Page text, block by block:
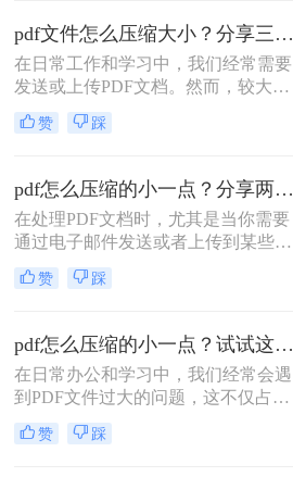
pdf文件怎么压缩大小？分享三种实用压缩方法！
在日常工作和学习中，我们经常需要
发送或上传PDF文档。然而，较大的
文件可能会导致传输缓慢或者无法满
足上传限制。那么pdf文件怎么压缩大
缩方法，帮助你轻松减小文件大小。
赞 踩
pdf怎么压缩的小一点？分享两种实用压缩方法！
在处理PDF文档时，尤其是当你需要
通过电子邮件发送或者上传到某些对
文件大小有限制的平台时，压缩PDF
文件变得尤为重要。那么pdf怎么压缩
PDF压缩方法。
赞 踩
pdf怎么压缩的小一点？试试这三种实用压缩方法！
在日常办公和学习中，我们经常会遇
到PDF文件过大的问题，这不仅占用
了大量的存储空间，还影响了文件的
传输速度。那么pdf怎么压缩的小一点
赞 踩